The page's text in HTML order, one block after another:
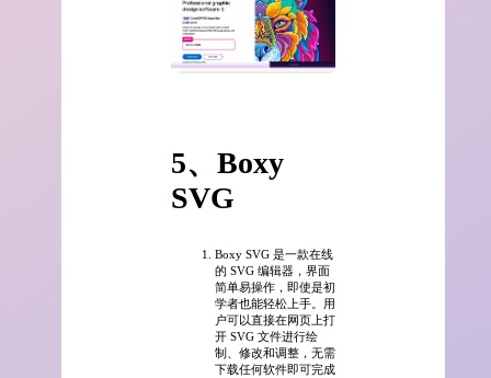
5、Boxy
SVG
Boxy SVG 是一款在线
的 SVG 编辑器，界面
简单易操作，即使是初
学者也能轻松上手。用
户可以直接在网页上打
开 SVG 文件进行绘
制、修改和调整，无需
下载任何软件即可完成